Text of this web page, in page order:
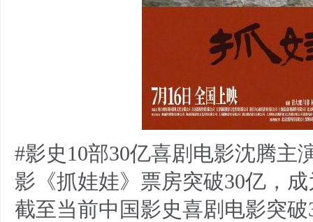
#影史10部30亿喜剧电影沈腾主
影《抓娃娃》票房突破30亿，
截至当前中国影史喜剧电影突